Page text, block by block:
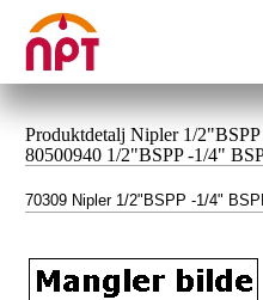
Produktdetalj Nipler 1/
80500940 1/2"BSPP -1/4"
70309 Nipler 1/2"BSPP -1/4"